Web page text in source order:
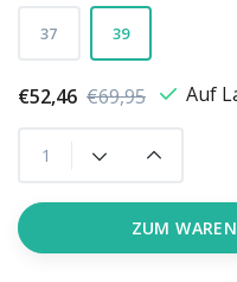
37 39
€52,46 €69,95 Auf
ZUM